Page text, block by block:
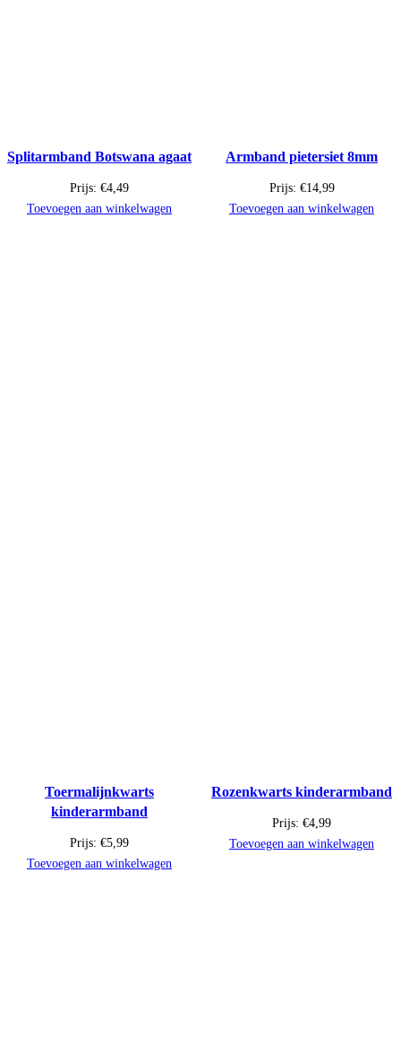
Splitarmband Botswana agaat
Prijs: €4,49
Toevoegen aan winkelwagen
Armband pietersiet 8mm
Prijs: €14,99
Toevoegen aan winkelwagen
Toermalijnkwarts
kinderarmband
Prijs: €5,99
Toevoegen aan winkelwagen
Rozenkwarts kinderarmband
Prijs: €4,99
Toevoegen aan winkelwagen